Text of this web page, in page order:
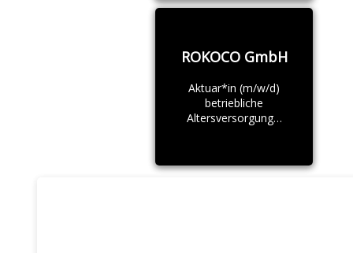
ROKOCO GmbH
Aktuar*in (m/w/d)
betriebliche
Altersversorgung…